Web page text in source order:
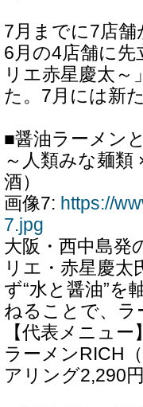
7月までに7店舗
6月の4店舗に先
リエ赤星慶太
た。7月には新
■醤油ラーメン
～人類みな麺類
酒）
画像7: https://
7.jpg
大阪・西中島発
リエ・赤星慶
ず“水と醤油”を
ねることで、ラ
【代表メニュー】
ラーメンRICH
アリング2,290